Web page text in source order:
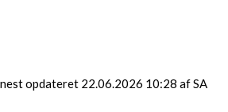
opdateret 22.06.2026 10:28 af SA